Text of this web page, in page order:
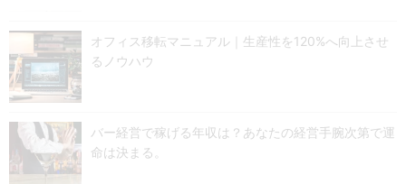
オフィス移転マニュアル｜生産性を120%へ向上させ
るノウハウ
バー経営で稼げる年収は？あなたの経営手腕次第で運
命は決まる。